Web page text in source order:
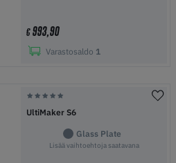
€993,90
Varastosaldo 1
UltiMaker S6
Glass Plate
Lisää vaihtoehtoja saatavana